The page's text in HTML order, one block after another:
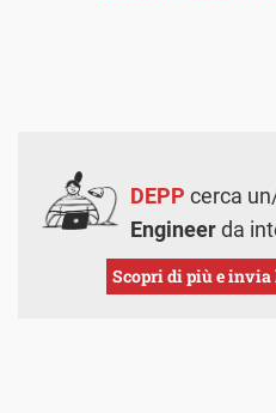
DEPP cerca
Engineerda
Scopri di più e